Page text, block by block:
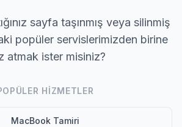
sayfa taşınmış veya silinmiş
popüler servislerimizden birine
atmak ister misiniz?
HIZMETLER
MacBook Tamiri